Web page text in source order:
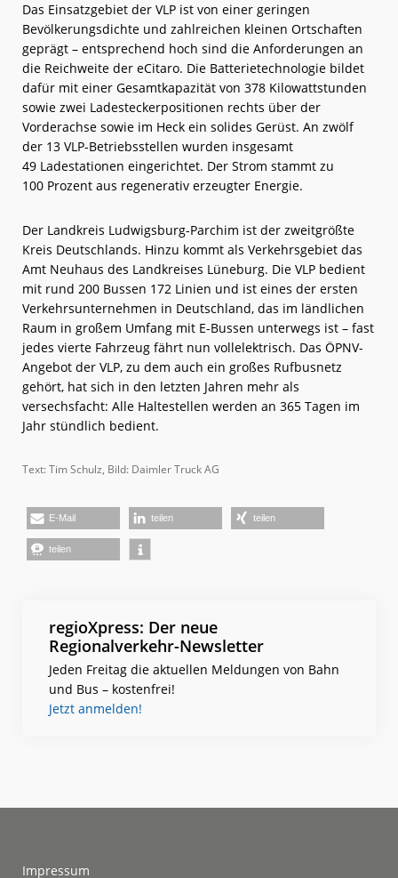
Das Einsatzgebiet der VLP ist von einer geringen
Bevölkerungsdichte und zahlreichen kleinen Ortschaften
geprägt – entsprechend hoch sind die Anforderungen an
die Reichweite der eCitaro. Die Batterietechnologie bildet
dafür mit einer Gesamtkapazität von 378 Kilowattstunden
sowie zwei Ladesteckerpositionen rechts über der
Vorderachse sowie im Heck ein solides Gerüst. An zwölf
der 13 VLP-Betriebsstellen wurden insgesamt
49 Ladestationen eingerichtet. Der Strom stammt zu
100 Prozent aus regenerativ erzeugter Energie.
Der Landkreis Ludwigsburg-Parchim ist der zweitgrößte
Kreis Deutschlands. Hinzu kommt als Verkehrsgebiet das
Amt Neuhaus des Landkreises Lüneburg. Die VLP bedient
mit rund 200 Bussen 172 Linien und ist eines der ersten
Verkehrsunternehmen in Deutschland, das im ländlichen
Raum in großem Umfang mit E-Bussen unterwegs ist – fast
jedes vierte Fahrzeug fährt nun vollelektrisch. Das ÖPNV-
Angebot der VLP, zu dem auch ein großes Rufbusnetz
gehört, hat sich in den letzten Jahren mehr als
versechsfacht: Alle Haltestellen werden an 365 Tagen im
Jahr stündlich bedient.
Text: Tim Schulz, Bild: Daimler Truck AG
E-Mail teilen teilen
teilen
regioXpress: Der neue
Regionalverkehr-Newsletter
Jeden Freitag die aktuellen Meldungen von Bahn
und Bus – kostenfrei!
Jetzt anmelden!
Impressum